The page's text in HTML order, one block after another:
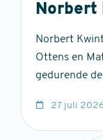
Norbert
Norbert
Ottens en
gedurende
27 juli